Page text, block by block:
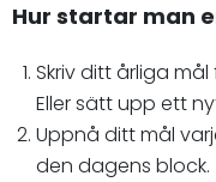
Hur startar man
Skriv ditt årliga
Eller sätt upp ett
Uppnå ditt mål
den dagens block.